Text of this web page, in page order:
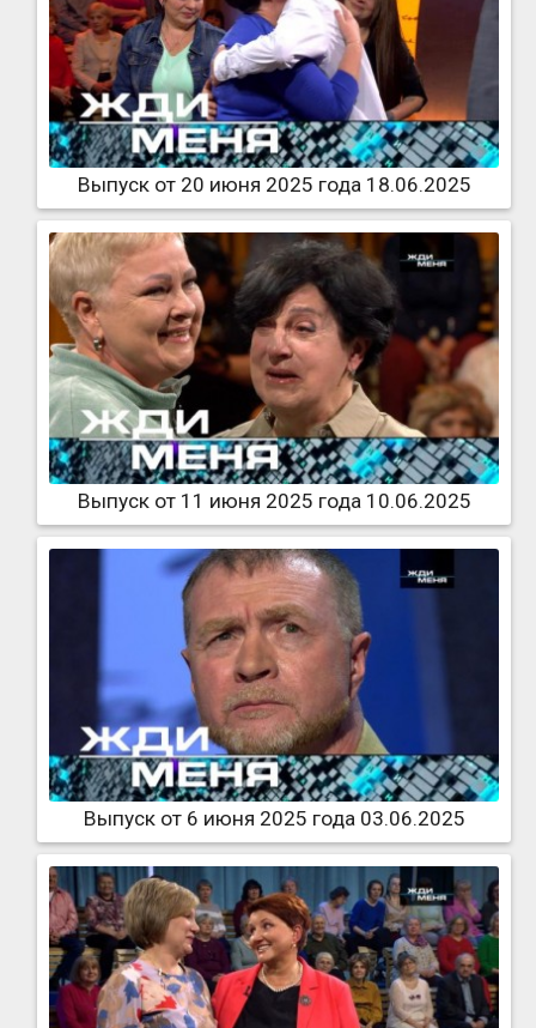
Выпуск от 20 июня 2025 года 18.06.2025
Выпуск от 11 июня 2025 года 10.06.2025
Выпуск от 6 июня 2025 года 03.06.2025